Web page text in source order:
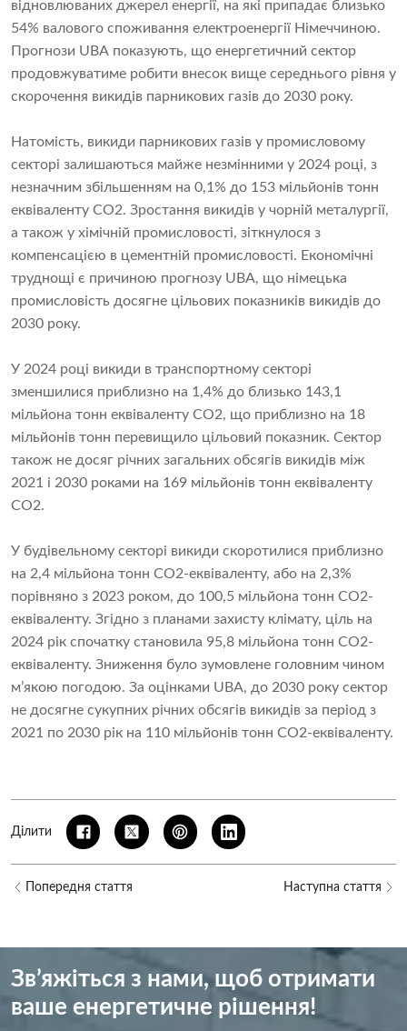
відновлюваних джерел енергії, на які припадає близько
54% ​​валового споживання електроенергії Німеччиною.
Прогнози UBA показують, що енергетичний сектор
продовжуватиме робити внесок вище середнього рівня у
скорочення викидів парникових газів до 2030 року.
Натомість, викиди парникових газів у промисловому
секторі залишаються майже незмінними у 2024 році, з
незначним збільшенням на 0,1% до 153 мільйонів тонн
еквіваленту CO2. Зростання викидів у чорній металургії,
а також у хімічній промисловості, зіткнулося з
компенсацією в цементній промисловості. Економічні
труднощі є причиною прогнозу UBA, що німецька
промисловість досягне цільових показників викидів до
2030 року.
У 2024 році викиди в транспортному секторі
зменшилися приблизно на 1,4% до близько 143,1
мільйона тонн еквіваленту CO2, що приблизно на 18
мільйонів тонн перевищило цільовий показник. Сектор
також не досяг річних загальних обсягів викидів між
2021 і 2030 роками на 169 мільйонів тонн еквіваленту
CO2.
У будівельному секторі викиди скоротилися приблизно
на 2,4 мільйона тонн CO2-еквіваленту, або на 2,3%
порівняно з 2023 роком, до 100,5 мільйона тонн CO2-
еквіваленту. Згідно з планами захисту клімату, ціль на
2024 рік спочатку становила 95,8 мільйона тонн CO2-
еквіваленту. Зниження було зумовлене головним чином
м’якою погодою. За оцінками UBA, до 2030 року сектор
не досягне сукупних річних обсягів викидів за період з
2021 по 2030 рік на 110 мільйонів тонн CO2-еквіваленту.
Ділити
Попередня стаття Наступна стаття
Зв’яжіться з нами, щоб отримати
ваше енергетичне рішення!